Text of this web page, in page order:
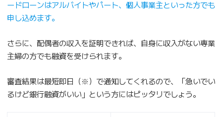
ードローンはアルバイトやパート、個人事業主といった方でも
申し込めます。
さらに、配偶者の収入を証明できれば、自身に収入がない専業
主婦の方でも融資を受けられます。
審査結果は最短即日（※）で通知してくれるので、「急いでい
るけど銀行融資がいい」という方にはピッタリでしょう。